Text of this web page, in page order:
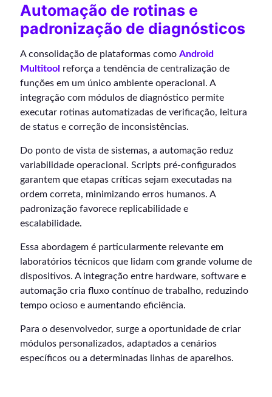
Automação de rotinas e
padronização de diagnósticos
A consolidação de plataformas como Android
Multitool reforça a tendência de centralização de
funções em um único ambiente operacional. A
integração com módulos de diagnóstico permite
executar rotinas automatizadas de verificação, leitura
de status e correção de inconsistências.
Do ponto de vista de sistemas, a automação reduz
variabilidade operacional. Scripts pré-configurados
garantem que etapas críticas sejam executadas na
ordem correta, minimizando erros humanos. A
padronização favorece replicabilidade e
escalabilidade.
Essa abordagem é particularmente relevante em
laboratórios técnicos que lidam com grande volume de
dispositivos. A integração entre hardware, software e
automação cria fluxo contínuo de trabalho, reduzindo
tempo ocioso e aumentando eficiência.
Para o desenvolvedor, surge a oportunidade de criar
módulos personalizados, adaptados a cenários
específicos ou a determinadas linhas de aparelhos.